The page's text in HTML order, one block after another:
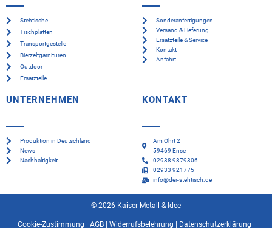
Stehtische
Tischplatten
Transportgestelle
Bierzeltgarnituren
Outdoor
Ersatzteile
Sonderanfertigungen
Versand & Lieferung
Ersatzteile & Service
Kontakt
Anfahrt
UNTERNEHMEN
Produktion in Deutschland
News
Nachhaltigkeit
KONTAKT
Am Ohrt 2
59469 Ense
02938 9879306
02933 921775
info@der-stehtisch.de
© 2026 Kaiser Metall & Idee
Cookie-Zustimmung AGB| Widerrufsbelehrung Datenschutzerklärung